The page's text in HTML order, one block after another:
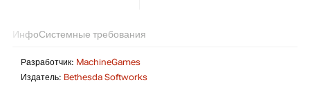
ИнфоСистемные требования
Разработчик: MachineGames
Издатель: Bethesda Softworks